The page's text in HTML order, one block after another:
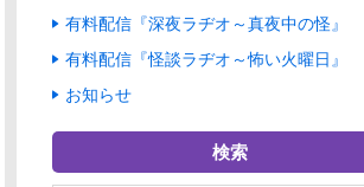
有料配信『深夜ラヂオ～真夜中の怪』
有料配信『怪談ラヂオ～怖い火曜日』
お知らせ
検索